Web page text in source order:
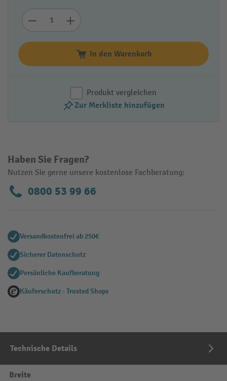
In den Warenkorb
Produkt vergleichen
Zur Merkliste hinzufügen
Haben Sie Fragen?
Nutzen Sie gerne unsere kostenlose Fachberatung:
0800 53 99 66
Versandkostenfrei ab 250€
Sicherer Datenschutz
Persönliche Kaufberatung
Käuferschutz - Trusted Shops
Technische Details
Breite